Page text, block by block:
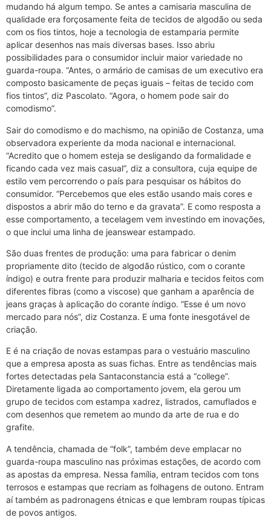
mudando há algum tempo. Se antes a camisaria masculina de
qualidade era forçosamente feita de tecidos de algodão ou seda
com os fios tintos, hoje a tecnologia de estamparia permite
aplicar desenhos nas mais diversas bases. Isso abriu
possibilidades para o consumidor incluir maior variedade no
guarda-roupa. “Antes, o armário de camisas de um executivo era
composto basicamente de peças iguais – feitas de tecido com
fios tintos”, diz Pascolato. “Agora, o homem pode sair do
comodismo”.
Sair do comodismo e do machismo, na opinião de Costanza, uma
observadora experiente da moda nacional e internacional.
“Acredito que o homem esteja se desligando da formalidade e
ficando cada vez mais casual”, diz a consultora, cuja equipe de
estilo vem percorrendo o país para pesquisar os hábitos do
consumidor. “Percebemos que eles estão usando mais cores e
dispostos a abrir mão do terno e da gravata”. E como resposta a
esse comportamento, a tecelagem vem investindo em inovações,
o que inclui uma linha de jeanswear estampado.
São duas frentes de produção: uma para fabricar o denim
propriamente dito (tecido de algodão rústico, com o corante
índigo) e outra frente para produzir malharia e tecidos feitos com
diferentes fibras (como a viscose) que ganham a aparência de
jeans graças à aplicação do corante índigo. “Esse é um novo
mercado para nós”, diz Costanza. E uma fonte inesgotável de
criação.
E é na criação de novas estampas para o vestuário masculino
que a empresa aposta as suas fichas. Entre as tendências mais
fortes detectadas pela Santaconstancia está a “college”.
Diretamente ligada ao comportamento jovem, ela gerou um
grupo de tecidos com estampa xadrez, listrados, camuflados e
com desenhos que remetem ao mundo da arte de rua e do
grafite.
A tendência, chamada de “folk”, também deve emplacar no
guarda-roupa masculino nas próximas estações, de acordo com
as apostas da empresa. Nessa família, entram tecidos com tons
terrosos e estampas que recriam as folhagens de outono. Entram
aí também as padronagens étnicas e que lembram roupas típicas
de povos antigos.